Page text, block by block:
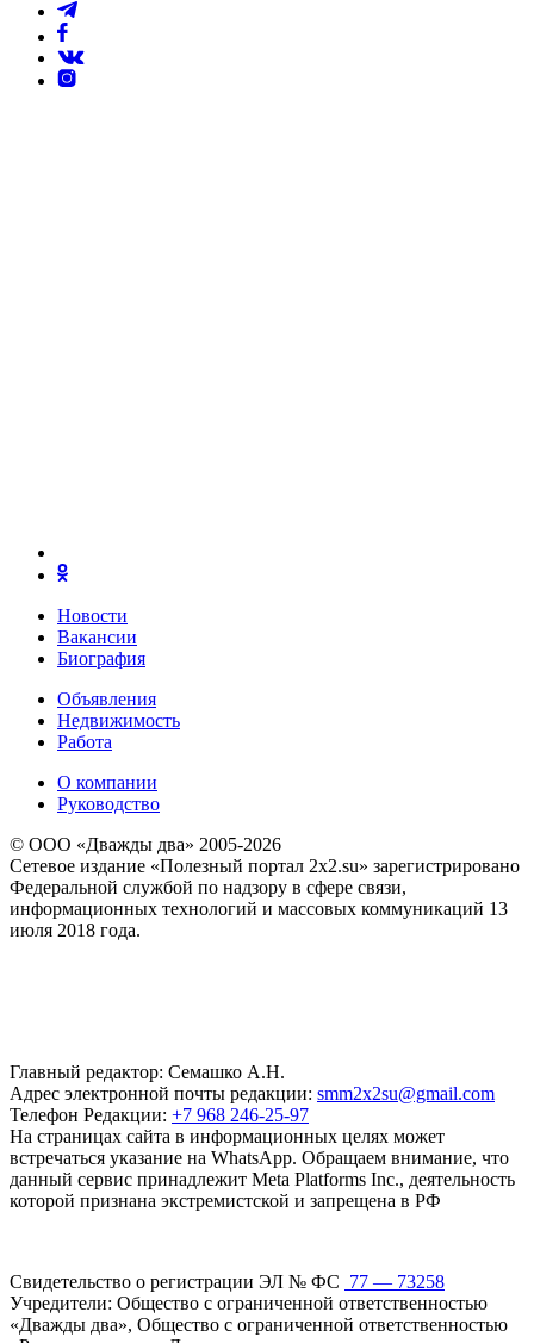
Новости
Вакансии
Биография
Объявления
Недвижимость
Работа
О компании
Руководство
© ООО «Дважды два» 2005-2026
Сетевое издание «Полезный портал 2x2.su» зарегистрировано
Федеральной службой по надзору в сфере связи,
информационных технологий и массовых коммуникаций 13
июля 2018 года.
Главный редактор: Семашко А.Н.
Адрес электронной почты редакции: smm2x2su@gmail.com
Телефон Редакции: +7 968 246-25-97
На страницах сайта в информационных целях может
встречаться указание на WhatsApp. Обращаем внимание, что
данный сервис принадлежит Meta Platforms Inc., деятельность
которой признана экстремистской и запрещена в РФ
Свидетельство о регистрации ЭЛ № ФС 77 — 73258
Учредители: Общество с ограниченной ответственностью
«Дважды два», Общество с ограниченной ответственностью